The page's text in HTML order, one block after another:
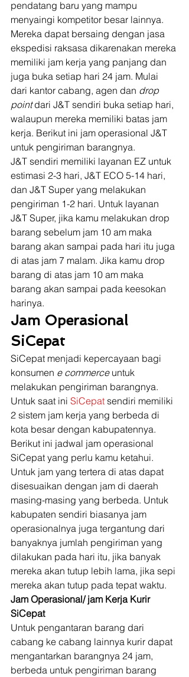
pendatang baru yang mampu
menyaingi kompetitor besar lainnya.
Mereka dapat bersaing dengan jasa
ekspedisi raksasa dikarenakan mereka
memiliki jam kerja yang panjang dan
juga buka setiap hari 24 jam. Mulai
dari kantor cabang, agen dan drop
point dari J&T sendiri buka setiap hari,
walaupun mereka memiliki batas jam
kerja. Berikut ini jam operasional J&T
untuk pengiriman barangnya.
J&T sendiri memiliki layanan EZ untuk
estimasi 2-3 hari, J&T ECO 5-14 hari,
dan J&T Super yang melakukan
pengiriman 1-2 hari. Untuk layanan
J&T Super, jika kamu melakukan drop
barang sebelum jam 10 am maka
barang akan sampai pada hari itu juga
di atas jam 7 malam. Jika kamu drop
barang di atas jam 10 am maka
barang akan sampai pada keesokan
harinya.
Jam Operasional
SiCepat
SiCepat menjadi kepercayaan bagi
konsumen e commerce untuk
melakukan pengiriman barangnya.
Untuk saat ini SiCepat sendiri memiliki
2 sistem jam kerja yang berbeda di
kota besar dengan kabupatennya.
Berikut ini jadwal jam operasional
SiCepat yang perlu kamu ketahui.
Untuk jam yang tertera di atas dapat
disesuaikan dengan jam di daerah
masing-masing yang berbeda. Untuk
kabupaten sendiri biasanya jam
operasionalnya juga tergantung dari
banyaknya jumlah pengiriman yang
dilakukan pada hari itu, jika banyak
mereka akan tutup lebih lama, jika sepi
mereka akan tutup pada tepat waktu.
Jam Operasional/ jam Kerja Kurir
SiCepat
Untuk pengantaran barang dari
cabang ke cabang lainnya kurir dapat
mengantarkan barangnya 24 jam,
berbeda untuk pengiriman barang